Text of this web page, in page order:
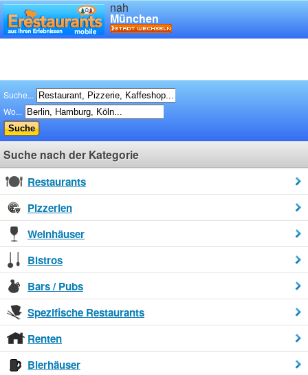
nah
München
Suche...
Wo...
Suche nach der Kategorie
Restaurants
Pizzerien
Weinhäuser
Bistros
Bars / Pubs
Spezifische Restaurants
Renten
Bierhäuser